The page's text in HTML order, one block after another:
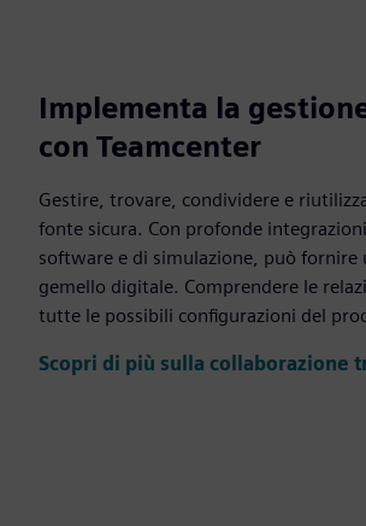
Implementa la
con Teamcenter
Gestire, trovare, condividere e
fonte sicura. Con profonde
software e di simulazione, può
gemello digitale. Comprendere le
tutte le possibili configurazioni del
Scopri di più sulla collaborazione